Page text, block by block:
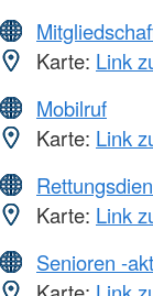
Karte: Link
Mobilruf
Karte: Link
Karte: Link
Senioren -